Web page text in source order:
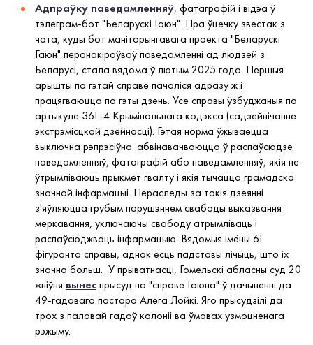
Адпраўку паведамленняў, фатаграфій і відэа ў
тэлеграм-бот "Беларускі Гаюн". Пра ўцечку звестак з
чата, куды бот маніторынгавага праекта "Беларускі
Гаюн" перанакіроўваў паведамленні ад людзей з
Беларусі, стала вядома ў лютым 2025 года. Першыя
арышты па гэтай справе пачаліся адразу ж і
працягваюцца па гэты дзень. Усе справы ўзбуджаныя па
артыкуле 361-4 Крымінальнага кодэкса (садзейнічанне
экстрэмісцкай дзейнасці). Гэтая норма ўжываецца
выключна рэпрэсіўна: абвінавачваюцца ў распаўсюдзе
паведамленняў, фатаграфій або паведамленняў, якія не
ўтрымліваюць прыкмет гвалту і якія тычацца грамадска
значнай інфармацыі. Пераследы за такія дзеянні
з'яўляюцца грубым парушэннем свабоды выказвання
меркавання, уключаючы свабоду атрымліваць і
распаўсюджваць інфармацыю. Вядомыя імёны 61
фігуранта справы, аднак ёсць падставы лічыць, што іх
значна больш. У прыватнасці, Гомельскі абласны суд 20
жніўня вынеспрысуд па "справе Гаюна" ў дачыненні да
49-гадовага пастара Алега Лойкі. Яго прысудзілі да
трох з паловай гадоў калоніі ва ўмовах узмоцненага
рэжыму.